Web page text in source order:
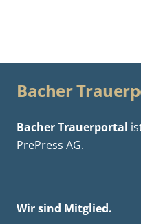
Bacher
Bacher Trauerportal
PrePress AG.
Wir sind Mitglied.